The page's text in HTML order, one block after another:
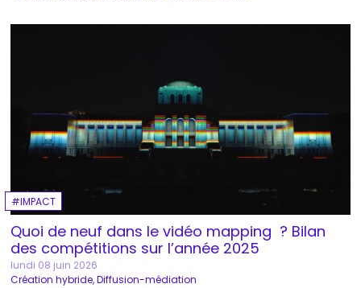
IMPACT
Quoi de neuf dans le vidéo mapping ? Bilan
des compétitions sur l’année 2025
lundi 08 juin 2026
Création hybride Diffusion-médiation